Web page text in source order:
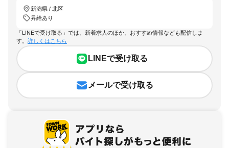
新潟県 / 北区
昇給あり
「LINEで受け取る」では、新着求人のほか、おすすめ情報なども配信しま
す。 詳しくはこちら
LINEで受け取る
メールで受け取る